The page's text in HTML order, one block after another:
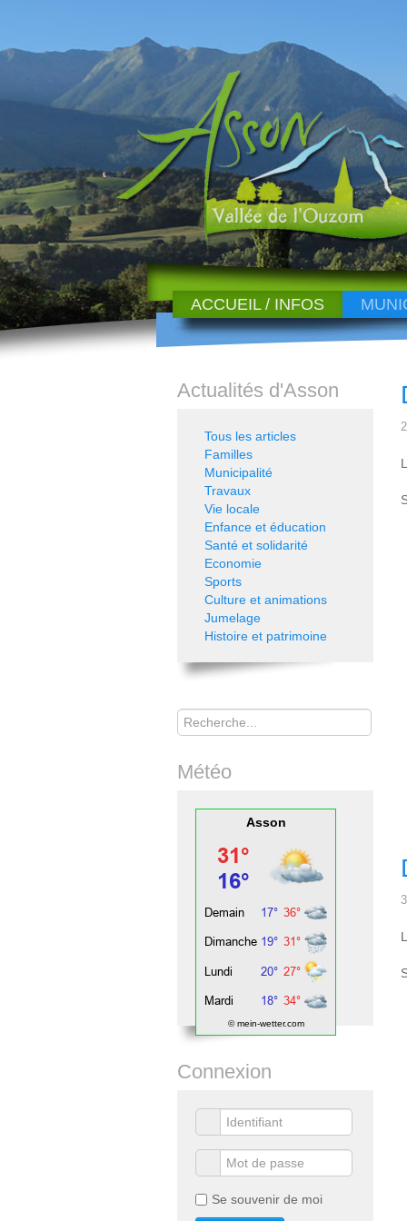
ACCUEIL / INFOS
Actualités d'Asson
Tous les articles
Familles
Municipalité
Travaux
Vie locale
Enfance et éducation
Santé et solidarité
Economie
Sports
Culture et animations
Jumelage
Histoire et patrimoine
Rechercher
Météo
Asson
© mein-wetter.com
Connexion
Se souvenir de moi